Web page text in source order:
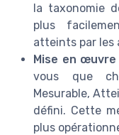
la taxonomie
plus
atteints par les
Mise en œuvre
vous que
Mesurable,
défini. Cette
plus